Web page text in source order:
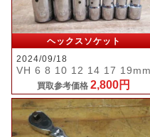
ヘックスソケット
2024/09/18
VH 6 8 10 12 14 17 19mm
買取参考価格2,800円